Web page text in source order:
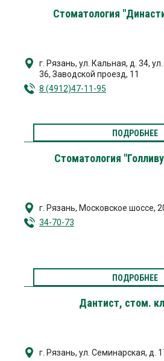
Стоматология
г. Рязань, ул. Кальная, д. 34,
36, Заводской проезд, 11
8 (4912)47-11-95
ПОДРОБНЕЕ
Стоматология
г. Рязань, Московское шоссе,
34-70-73
ПОДРОБНЕЕ
Дантист, стом.
г. Рязань, ул. Семинарская, д.